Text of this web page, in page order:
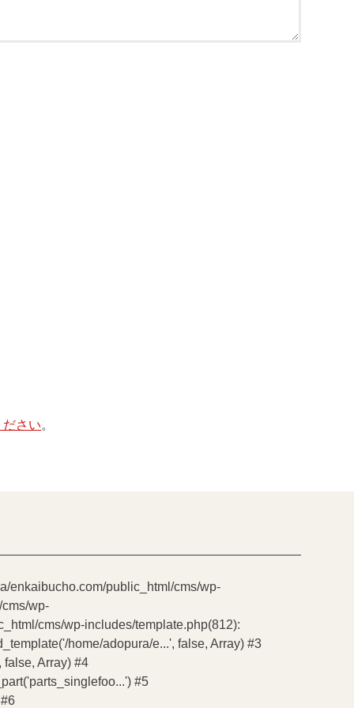
さい。
enkaibucho.com/public_html/cms/wp-
wp-
cms/wp-includes/template.php(812):
home/adopura/e...', false, Array) #3
Array) #4
#5